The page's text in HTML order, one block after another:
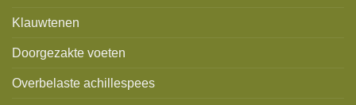
Klauwtenen
Doorgezakte voeten
Overbelaste achillespees